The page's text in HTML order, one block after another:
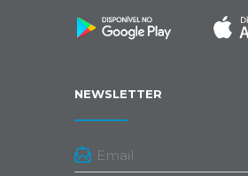
NEWSLETTER